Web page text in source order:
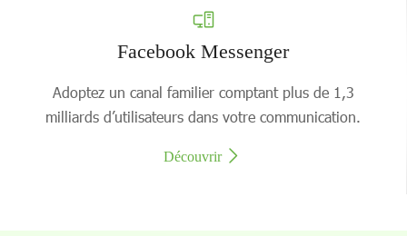
Facebook Messenger
Adoptez un canal familier comptant plus de 1,3
milliards d’utilisateurs dans votre communication.
Découvrir